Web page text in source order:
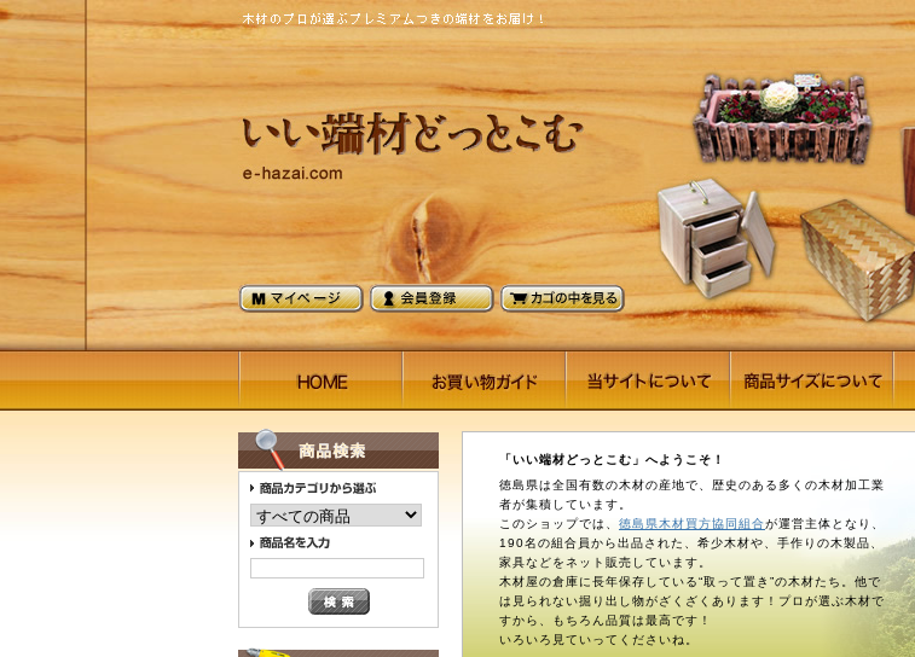
「いい端材どっとこむ」へようこそ！
徳島県は全国有数の木材の産地で、歴史のある多くの木材加工業
者が集積しています。
このショップでは、 徳島県木材買方協同組合が運営主体となり、
190名の組合員から出品された、希少木材や、手作りの木製品、
家具などをネット販売しています。
木材屋の倉庫に長年保存している“取って置き”の木材たち。他で
は見られない掘り出し物がざくざくあります！プロが選ぶ木材で
すから、もちろん品質は最高です！
いろいろ見ていってくださいね。